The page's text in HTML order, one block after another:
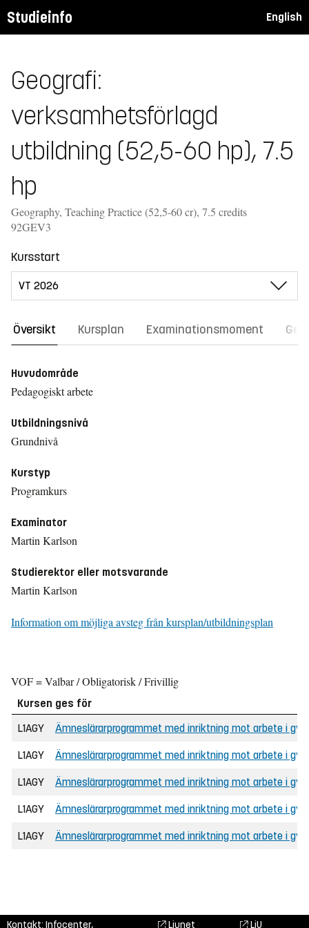
Studieinfo English
Geografi:
verksamhetsförlagd
utbildning (52,5-60 hp), 7.5
hp
Geography, Teaching Practice (52,5-60 cr), 7.5 credits
92GEV3
Kursstart
Översikt Kursplan Examinationsmoment
Huvudområde
Pedagogiskt arbete
Utbildningsnivå
Grundnivå
Kurstyp
Programkurs
Examinator
Martin Karlson
Studierektor eller motsvarande
Martin Karlson
Information om möjliga avsteg från kursplan/utbildningsplan
VOF = Valbar / Obligatorisk / Frivillig
Kursen ges för
L1AGY
Ämneslärarprogrammet med inriktning mot arbete i
L1AGY Ämneslärarprogrammet med inriktning mot arbete i
L1AGY Ämneslärarprogrammet med inriktning mot arbete i
L1AGY Ämneslärarprogrammet med inriktning mot arbete i
L1AGY Ämneslärarprogrammet med inriktning mot arbete i
Kontakt: Infocenter, Liunet LiU